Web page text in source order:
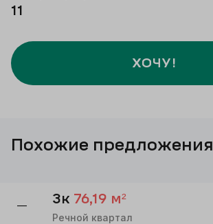
11
ХОЧУ!
Похожие предложения
— 3к 76,19 м²
Речной квартал